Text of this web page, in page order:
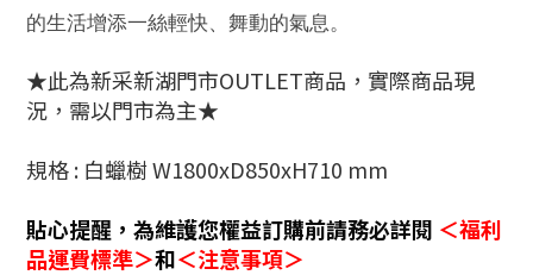
的生活增添一絲輕快、舞動的氣息。
★此為新采新湖門市OUTLET商品，實際商品現
況，需以門市為主★
規格 : 白蠟樹 W1800xD850xH710 mm
貼心提醒 ， 為維護您權益訂購前請務必詳閱 ＜福利
品運費標準＞和＜注意事項＞